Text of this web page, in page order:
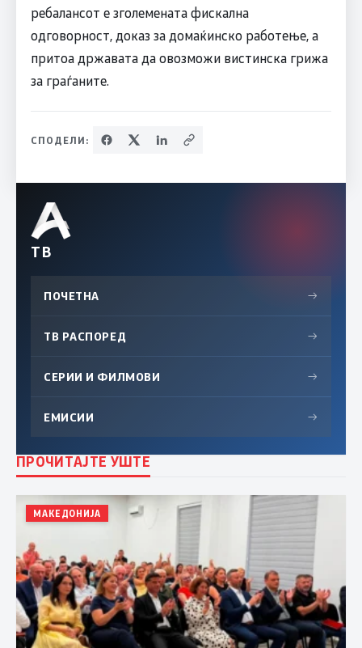
ребалансот е зголемената фискална
одговорност, доказ за домаќинско работење, а
притоа државата да овозможи вистинска грижа
за граѓаните.
СПОДЕЛИ:
ТВ
ПОЧЕТНА →
ТВ РАСПОРЕД →
СЕРИИ И ФИЛМОВИ →
ЕМИСИИ →
ПРОЧИТАЈТЕ УШТЕ
МАКЕДОНИЈА